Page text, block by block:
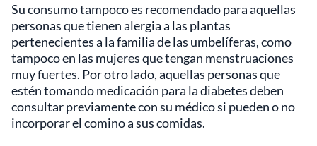
Su consumo tampoco es recomendado para aquellas
personas que tienen alergia a las plantas
pertenecientes a la familia de las umbelíferas, como
tampoco en las mujeres que tengan menstruaciones
muy fuertes. Por otro lado, aquellas personas que
estén tomando medicación para la diabetes deben
consultar previamente con su médico si pueden o no
incorporar el comino a sus comidas.